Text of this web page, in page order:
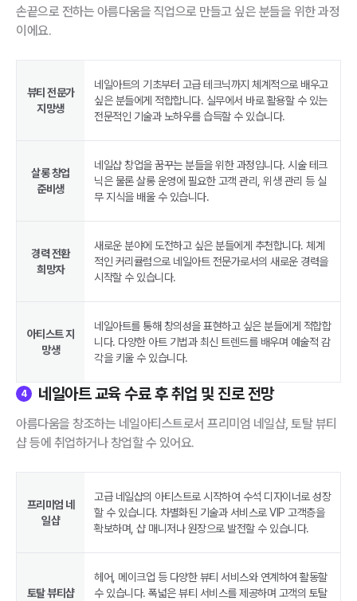
손끝으로 전하는 아름다움을 직업으로 만들고 싶은 분들을 위한 과정
이에요.
뷰티 전문가
지망생
네일아트의 기초부터 고급 테크닉까지 체계적으로 배우고
싶은 분들에게 적합합니다. 실무에서 바로 활용할 수 있는
전문적인 기술과 노하우를 습득할 수 있습니다.
살롱 창업
준비생
네일샵 창업을 꿈꾸는 분들을 위한 과정입니다. 시술 테크
닉은 물론 살롱 운영에 필요한 고객 관리, 위생 관리 등 실
무 지식을 배울 수 있습니다.
경력 전환
희망자
새로운 분야에 도전하고 싶은 분들에게 추천합니다. 체계
적인 커리큘럼으로 네일아트 전문가로서의 새로운 경력을
시작할 수 있습니다.
아티스트 지
망생
네일아트를 통해 창의성을 표현하고 싶은 분들에게 적합합
니다. 다양한 아트 기법과 최신 트렌드를 배우며 예술적 감
각을 키울 수 있습니다.
4 네일아트 교육 수료 후 취업 및 진로 전망
아름다움을 창조하는 네일아티스트로서 프리미엄 네일샵, 토탈 뷰티
샵 등에 취업하거나 창업할 수 있어요.
프리미엄 네
일샵
고급 네일샵의 아티스트로 시작하여 수석 디자이너로 성장
할 수 있습니다. 차별화된 기술과 서비스로 VIP 고객층을
확보하며, 샵 매니저나 원장으로 발전할 수 있습니다.
토탈 뷰티샵
헤어, 메이크업 등 다양한 뷰티 서비스와 연계하여 활동할
수 있습니다. 폭넓은 뷰티 서비스를 제공하며 고객의 토탈